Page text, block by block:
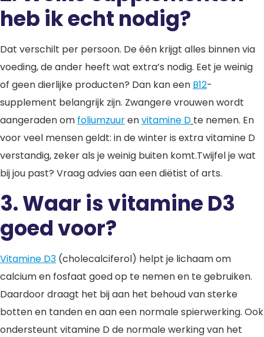
heb ik echt nodig?
Dat verschilt per persoon. De één krijgt alles binnen via
voeding, de ander heeft wat extra’s nodig. Eet je weinig
of geen dierlijke producten? Dan kan een B12-
supplement belangrijk zijn. Zwangere vrouwen wordt
aangeraden om foliumzuurenvitamine D te nemen. En
voor veel mensen geldt: in de winter is extra vitamine D
verstandig, zeker als je weinig buiten komt.Twijfel je wat
bij jou past? Vraag advies aan een diëtist of arts.
3. Waar is vitamine D3
goed voor?
Vitamine D3 (cholecalciferol) helpt je lichaam om
calcium en fosfaat goed op te nemen en te gebruiken.
Daardoor draagt het bij aan het behoud van sterke
botten en tanden en aan een normale spierwerking. Ook
ondersteunt vitamine D de normale werking van het